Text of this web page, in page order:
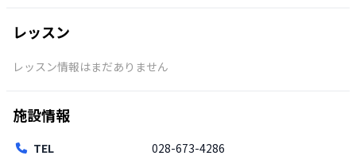
レッスン
レッスン情報はまだありません
施設情報
TEL
028-673-4286